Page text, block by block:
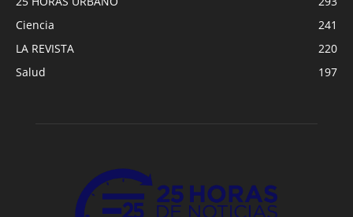
Ciencia
241
LA REVISTA
220
Salud
197